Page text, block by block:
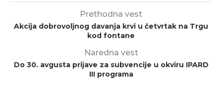
Prethodna vest
Akcija dobrovoljnog davanja krvi u četvrtak na Trgu
kod fontane
Naredna vest
Do 30. avgusta prijave za subvencije u okviru IPARD
III programa